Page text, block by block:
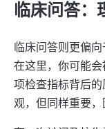
临床问答：
临床问答则更偏
在这里，你可能
项检查指标背后
观，但同样重要，